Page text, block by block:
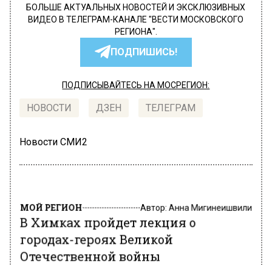
БОЛЬШЕ АКТУАЛЬНЫХ НОВОСТЕЙ И ЭКСКЛЮЗИВНЫХ
ВИДЕО В ТЕЛЕГРАМ-КАНАЛЕ "ВЕСТИ МОСКОВСКОГО
РЕГИОНА".
ПОДПИШИСЬ!
ПОДПИСЫВАЙТЕСЬ НА МОСРЕГИОН:
НОВОСТИ ДЗЕН ТЕЛЕГРАМ
Новости СМИ2
МОЙ РЕГИОН Автор: Анна Мигинеишвили
В Химках пройдет лекция о
городах-героях Великой
Отечественной войны